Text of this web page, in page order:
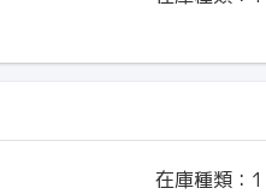
在庫種類： 1